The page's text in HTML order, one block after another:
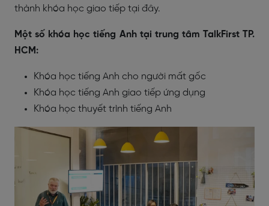
thành khóa học giao tiếp tại đây.
Một số khóa học tiếng Anh tại trung tâm TalkFirst TP.
HCM:
Khóa học tiếng Anh cho người mất gốc
Khóa học tiếng Anh giao tiếp ứng dụng
Khóa học thuyết trình tiếng Anh